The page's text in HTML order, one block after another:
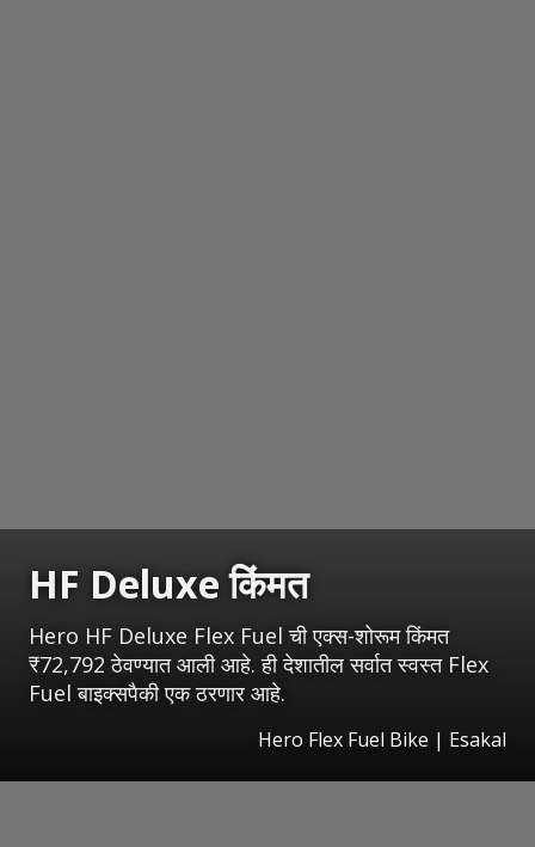
HF Deluxe किंमत
Hero HF Deluxe Flex Fuel ची एक्स-शोरूम किंमत
₹72,792 ठेवण्यात आली आहे. ही देशातील सर्वात स्वस्त Flex
Fuel बाइक्सपैकी एक ठरणार आहे.
Hero Flex Fuel Bike | Esakal